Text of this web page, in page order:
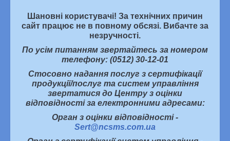
Шановні користувачі! За технічних причин
сайт працює не в повному обсязі. Вибачте за
незручності.
По усім питанням звертайтесь за номером
телефону: (0512) 30-12-01
Стосовно надання послуг з сертифікації
продукції/послуг та систем управління
звертатися до Центру з оцінки
відповідності за електронними адресами:
Орган з оцінки відповідності -
Sert@ncsms.com.ua